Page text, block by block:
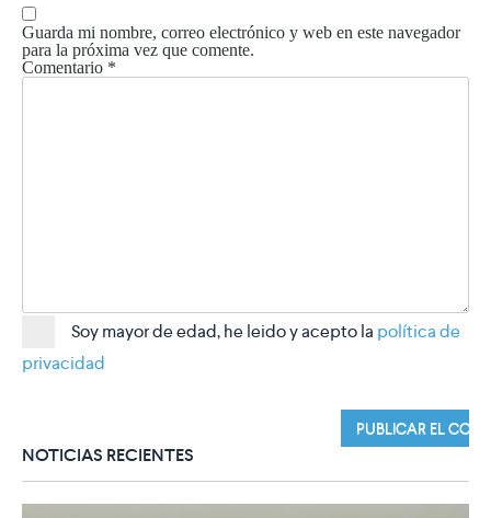
Guarda mi nombre, correo electrónico y web en este navegador
para la próxima vez que comente.
Comentario *
Soy mayor de edad, he leido y acepto la política de
privacidad
NOTICIAS RECIENTES